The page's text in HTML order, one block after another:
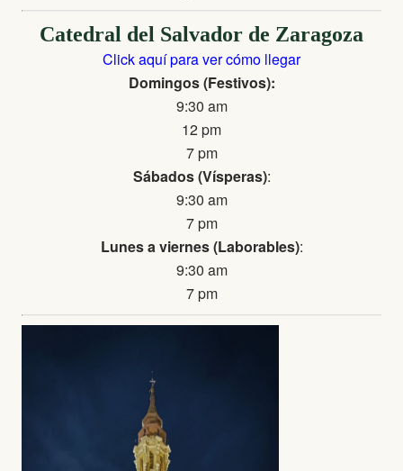
Catedral del Salvador de Zaragoza
Click aquí para ver cómo llegar
Domingos (Festivos):
9:30 am
12 pm
7 pm
Sábados (Vísperas):
9:30 am
7 pm
Lunes a viernes (Laborables):
9:30 am
7 pm